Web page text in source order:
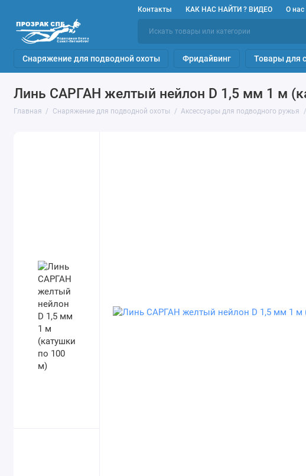
Контакты КАК НАС НАЙТИ ? ВИДЕО О нас
Снаряжение для подводной охоты Фридайвинг Товары для
Линь САРГАН желтый нейлон D 1,5 мм 1 м
Главная Снаряжение для подводной охоты Аксессуары для подводного ружья